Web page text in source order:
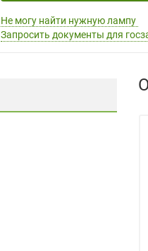
Не могу найти нужную лампу
Запросить документы для